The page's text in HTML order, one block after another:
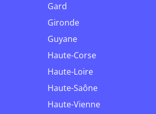
Gard
Gironde
Guyane
Haute-Corse
Haute-Loire
Haute-Saône
Haute-Vienne